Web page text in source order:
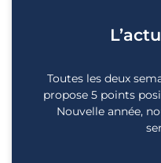
Toutes les deux
propose 5 points
Nouvelle année,